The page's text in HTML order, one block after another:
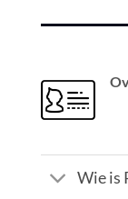
Wie is